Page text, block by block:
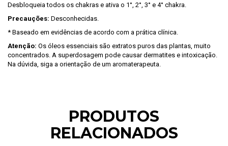
Desbloqueia todos os chakras e ativa o 1°, 2°, 3° e 4° chakra.
Precauções: Desconhecidas.
* Baseado em evidências de acordo com a prática clínica.
Atenção: Os óleos essenciais são extratos puros das plantas, muito
concentrados. A superdosagem pode causar dermatites e intoxicação.
Na dúvida, siga a orientação de um aromaterapeuta.
PRODUTOS
RELACIONADOS